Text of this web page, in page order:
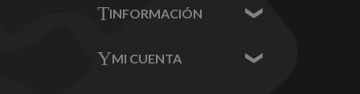
INFORMACIÓN
Sobre nosotros
MI CUENTA